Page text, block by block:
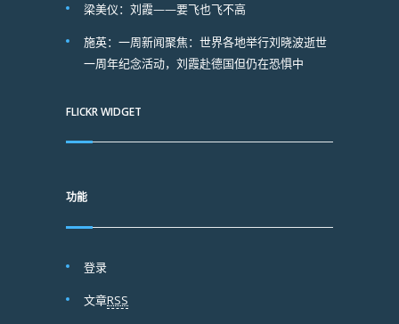
梁美仪：刘霞——要飞也飞不高
施英：一周新闻聚焦：世界各地举行刘晓波逝世
一周年纪念活动，刘霞赴德国但仍在恐惧中
FLICKR WIDGET
功能
登录
文章RSS